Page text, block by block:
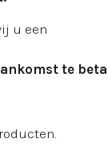
u een
te